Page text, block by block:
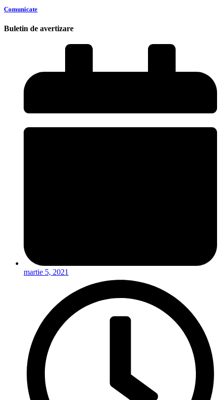
Comunicate
Buletin de avertizare
martie 5, 2021